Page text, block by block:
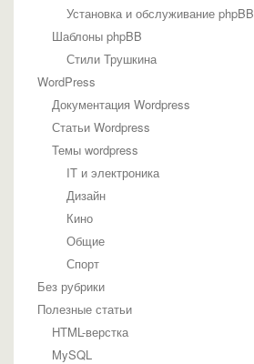
Установка и обслуживание phpBB
Шаблоны phpBB
Стили Трушкина
WordPress
Документация Wordpress
Статьи Wordpress
Темы wordpress
IT и электроника
Дизайн
Кино
Общие
Спорт
Без рубрики
Полезные статьи
HTML-верстка
MySQL